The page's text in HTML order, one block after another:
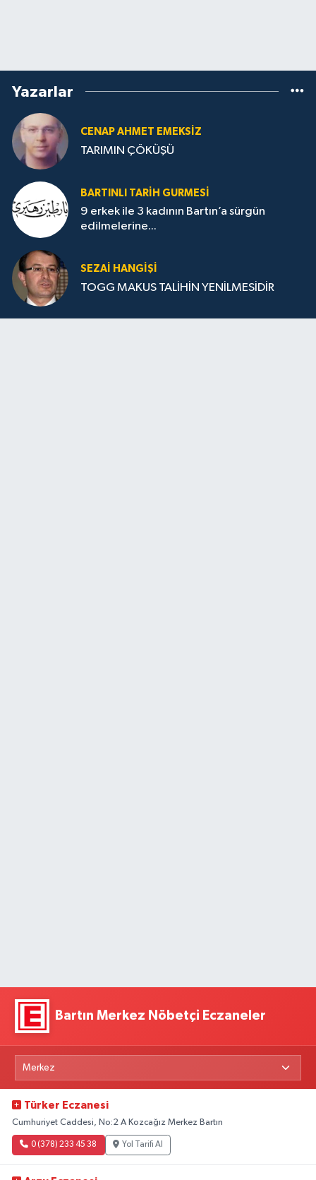
Yazarlar
CENAP AHMET EMEKSİZ
TARIMIN ÇÖKÜŞÜ
BARTINLI TARIH GURMESI
9 erkek ile 3 kadının Bartın’a sürgün
edilmelerine...
SEZAI HANGİŞİ
TOGG MAKUS TALİHİN YENİLMESİDİR
Bartın Merkez Nöbetçi Eczaneler
Türker Eczanesi
Cumhuriyet Caddesi, No:2 A Kozcağız Merkez Bartın
0 (378) 233 45 38 Yol Tarifi Al